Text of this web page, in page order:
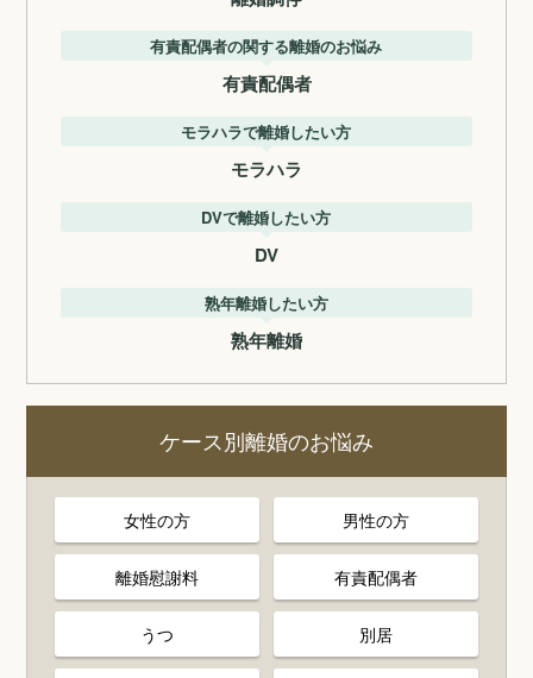
有責配偶者の関する離婚のお悩み
有責配偶者
モラハラで離婚したい方
モラハラ
DVで離婚したい方
DV
熟年離婚したい方
熟年離婚
ケース別離婚のお悩み
女性の方 男性の方
離婚慰謝料 有責配偶者
うつ 別居